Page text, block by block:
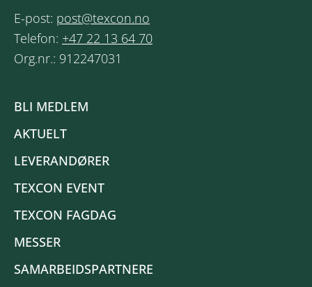
E-post: post@texcon.no
Telefon: +47 22 13 64 70
Org.nr.: 912247031
BLI MEDLEM
AKTUELT
LEVERANDØRER
TEXCON EVENT
TEXCON FAGDAG
MESSER
SAMARBEIDSPARTNERE